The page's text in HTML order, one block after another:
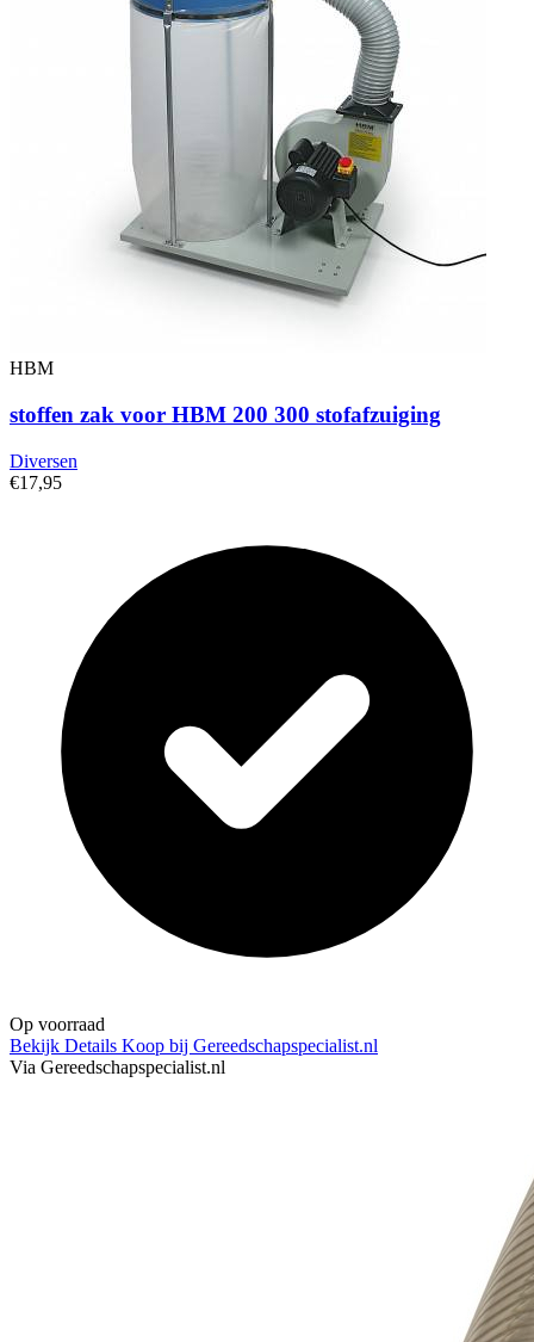
HBM
stoffen zak voor HBM 200 300 stofafzuiging
Diversen
€17,95
Op voorraad
Bekijk Details Koop bij Gereedschapspecialist.nl
Via Gereedschapspecialist.nl